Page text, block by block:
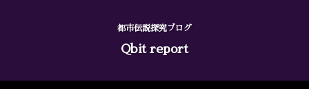
都市伝説探究ブログ
Qbit report